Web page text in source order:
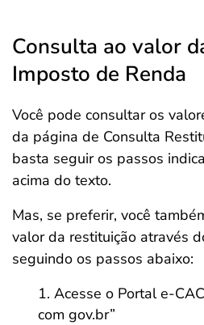
Consulta ao valor
Imposto de Renda
Você pode consultar os
da página de Consulta
basta seguir os passos
acima do texto.
Mas, se preferir, você
valor da restituição através
seguindo os passos abaixo:
Acesse o Portal e-
com gov.br”